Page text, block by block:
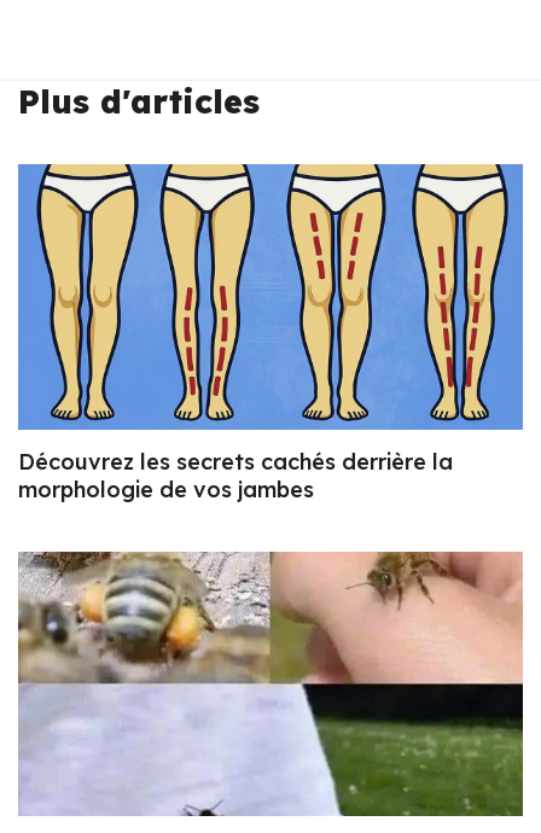
Plus d'articles
Découvrez les secrets cachés derrière la
morphologie de vos jambes